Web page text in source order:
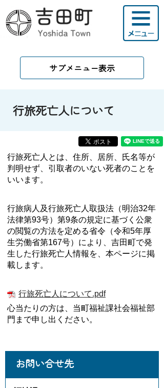
サブメニュー表示
行旅死亡人について
行旅死亡人とは、住所、居所、氏名等が
判明せず、引取者のいない死者のことを
いいます。
行旅病人及行旅死亡人取扱法（明治32年
法律第93号）第9条の規定に基づく公衆
の閲覧の方法を定める省令（令和5年厚
生労働省第167号）により、吉田町で発
生した行旅死亡人情報を、本ページに掲
載します。
行旅死亡人について.pdf
心当たりの方は、当町福祉課社会福祉部
門まで申し出ください。
お問い合せ先